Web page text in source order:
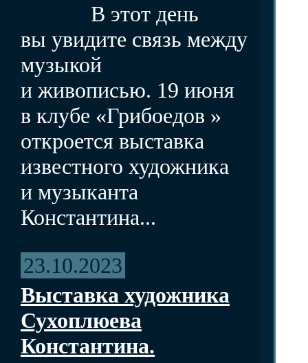
В этот день
вы увидите связь между
музыкой
и живописью. 19 июня
в клубе «Грибоедов »
откроется выставка
известного художника
и музыканта
Константина...
23.10.2023
Выставка художника
Сухоплюева
Константина.